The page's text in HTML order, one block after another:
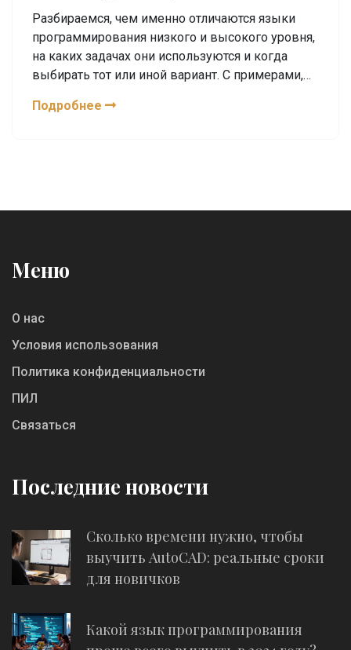
главном
Разбираемся, чем именно отличаются языки
программирования низкого и высокого уровня,
на каких задачах они используются и когда
выбирать тот или иной вариант. С примерами,
статья поможет понять, какой язык подойдет
Подробнее
Меню
О нас
Условия использования
Политика конфиденциальности
ПИЛ
Связаться
Последние новости
Сколько времени нужно, чтобы
выучить AutoCAD: реальные сроки
для новичков
Какой язык программирования